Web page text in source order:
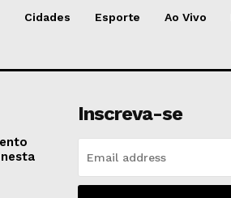
Cidades Esporte Ao Vivo
Inscreva-se